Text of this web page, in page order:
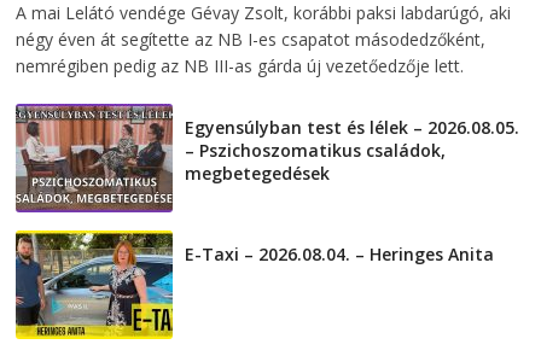
A mai Lelátó vendége Gévay Zsolt, korábbi paksi labdarúgó, aki
négy éven át segítette az NB I-es csapatot másodedzőként,
nemrégiben pedig az NB III-as gárda új vezetőedzője lett.
Egyensúlyban test és lélek – 2026.08.05.
– Pszichoszomatikus családok,
megbetegedések
E-Taxi – 2026.08.04. – Heringes Anita